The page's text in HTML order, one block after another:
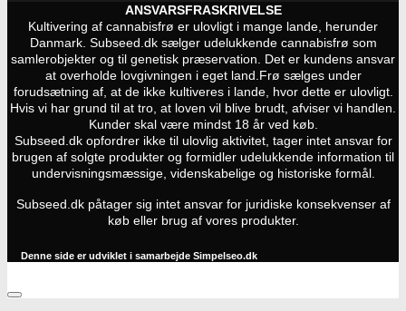
ANSVARSFRASKRIVELSE
Kultivering af cannabisfrø er ulovligt i mange lande, herunder
Danmark. Subseed.dk sælger udelukkende cannabisfrø som
samlerobjekter og til genetisk præservation. Det er kundens ansvar
at overholde lovgivningen i eget land. Frø sælges under
forudsætning af, at de ikke kultiveres i lande, hvor dette er ulovligt.
Hvis vi har grund til at tro, at loven vil blive brudt, afviser vi handlen.
Kunder skal være mindst 18 år ved køb.
Subseed.dk opfordrer ikke til ulovlig aktivitet, tager intet ansvar for
brugen af solgte produkter og formidler udelukkende information til
undervisningsmæssige, videnskabelige og historiske formål.
Subseed.dk påtager sig intet ansvar for juridiske konsekvenser af
køb eller brug af vores produkter.
Denne side er udviklet i samarbejde Simpelseo.dk